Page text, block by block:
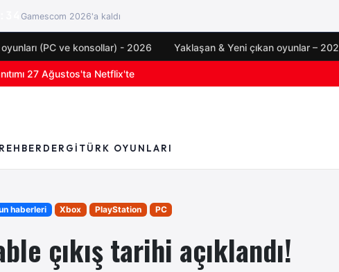
Gamescom 2026'a kaldı
(PC ve konsollar) - 2026 Yaklaşan & Yeni çıkan oyunlar –
Con 2026 tüm oyun duyuruları
REHBER DERGI TÜRK OYUNLARI
haberleri Xbox PlayStation PC
çıkış tarihi açıklandı!